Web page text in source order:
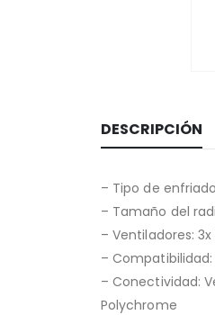
DESCRIPCIÓN
– Tipo de
– Tamaño del
– Ventiladores: 3x
– Compatibilidad:
– Conectividad:
Polychrome